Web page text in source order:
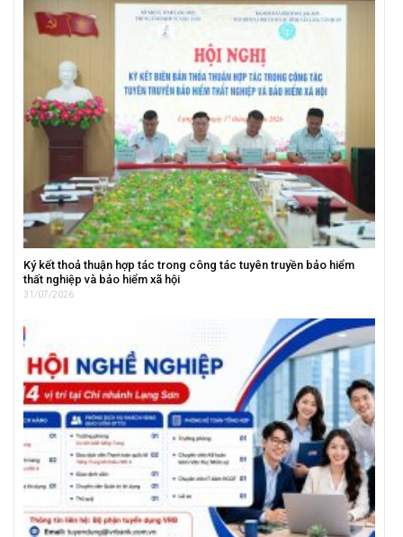
Ký kết thoả thuận hợp tác trong công tác tuyên truyền bảo hiểm
thất nghiệp và bảo hiểm xã hội
31/07/2026